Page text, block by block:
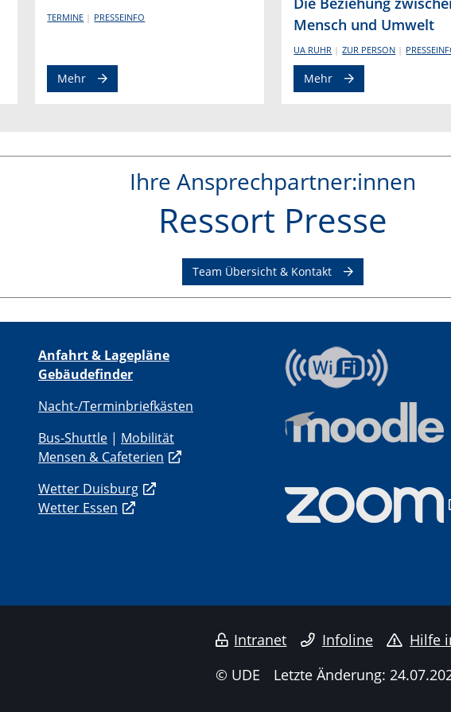
TERMINE PRESSEINFO
Mehr
Mensch und Umwelt
UA RUHR ZUR PERSON
Mehr
Ihre Ansprechpartner:innen
Ressort Presse
Team Übersicht & Kontakt
Anfahrt & Lagepläne
Gebäudefinder
Nacht-/Terminbriefkästen
Bus-Shuttle | Mobilität
Mensen & Cafeterien
Wetter Duisburg
Wetter Essen
Intranet Infoline Hilfe
© UDE
Letzte Änderung: